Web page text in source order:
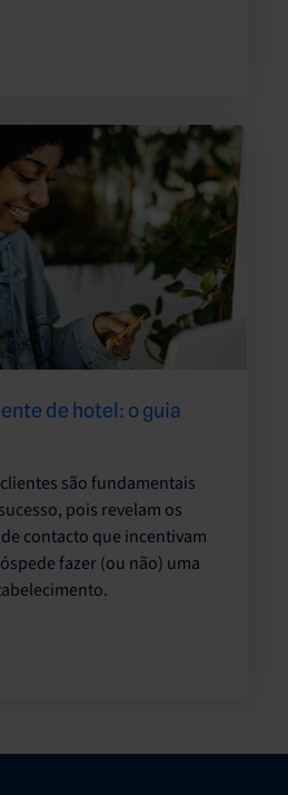
de hotel: o guia
são fundamentais
pois revelam os
contacto que incentivam
fazer (ou não) uma